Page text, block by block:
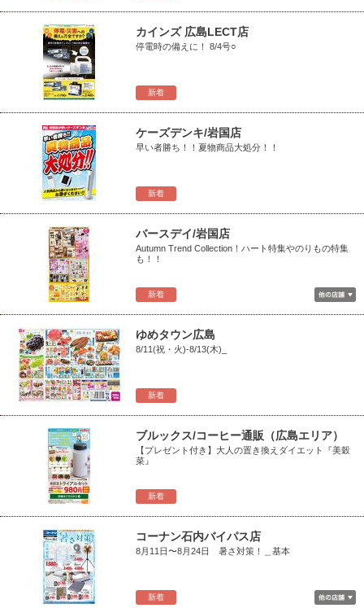
新着
カインズ 広島LECT店
停電時の備えに！ 8/4号○
新着
ケーズデンキ/岩国店
早い者勝ち！！夏物商品大処分！！
新着
バースデイ/岩国店
Autumn Trend Collection！ハート特集やのりもの特集
も！！
新着
ゆめタウン広島
8/11(祝・火)-8/13(木)_
新着
ブルックス/コーヒー通販（広島エリア）
【プレゼント付き】大人の置き換えダイエット『美穀
菜』
新着
コーナン石内バイパス店
8月11日〜8月24日 暑さ対策！＿基本